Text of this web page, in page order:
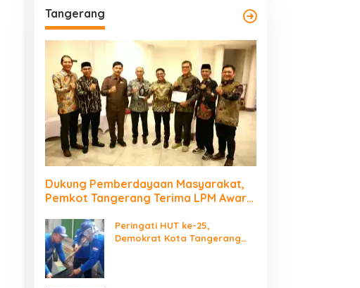
Tangerang
Dukung Pemberdayaan Masyarakat,
Pemkot Tangerang Terima LPM Award
Peringati HUT ke-25,
Demokrat Kota Tangerang